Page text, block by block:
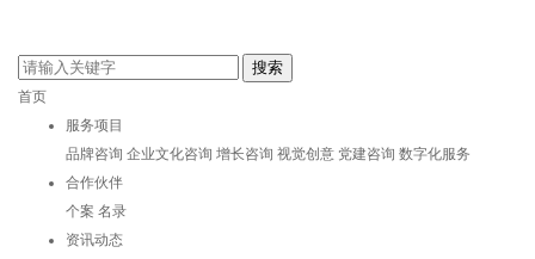
首页
服务项目
品牌咨询 企业文化咨询 增长咨询 视觉创意 党建咨询 数字化服务
合作伙伴
个案 名录
资讯动态